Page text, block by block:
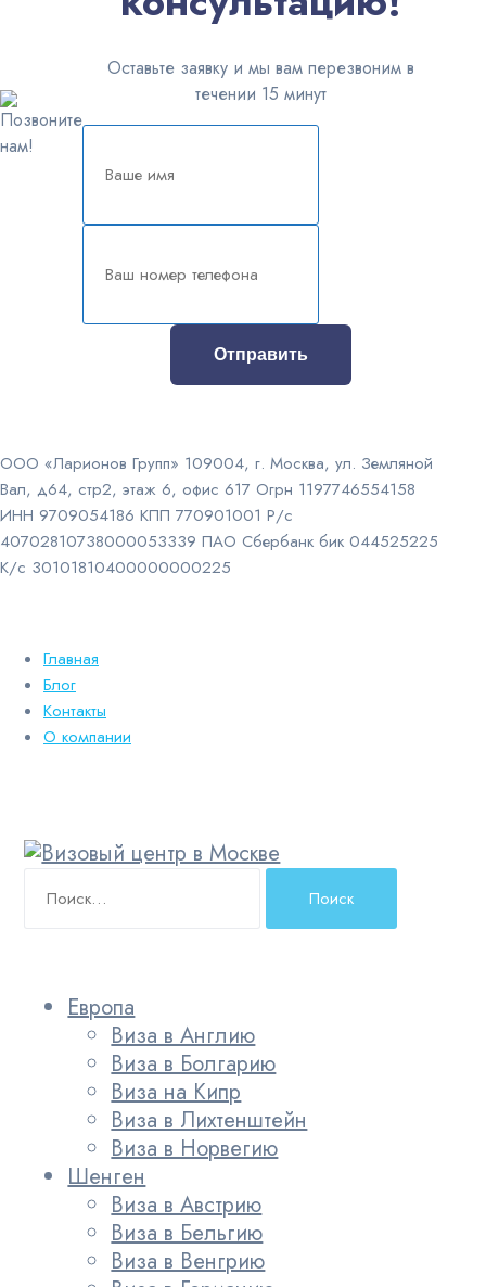
Оставьте заявку и мы вам перезвоним в
течении 15 минут
Отправить
ООО «Ларионов Групп» 109004, г. Москва, ул. Земляной
Вал, д64, стр2, этаж 6, офис 617 Огрн 1197746554158
ИНН 9709054186 КПП 770901001 Р/с
40702810738000053339 ПАО Сбербанк бик 044525225
К/с 30101810400000000225
Главная
Блог
Контакты
О компании
Европа
Виза в Англию
Виза в Болгарию
Виза на Кипр
Виза в Лихтенштейн
Виза в Норвегию
Шенген
Виза в Австрию
Виза в Бельгию
Виза в Венгрию